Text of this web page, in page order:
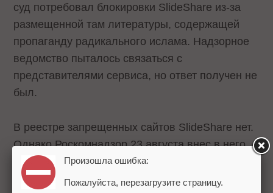
суд потребовал блокировки SlideShare из-за
размещенной там литературы, содержащей
пропаганду радикального ислама. Надзорное
ведомство пыталось связаться с
представителями сервиса, но ответ получен не
был.
В реестре запрещенных сайтов SlideShare нет.
Однако Роскомнадзор 23 августа внес в него
прямую ссылку на книгу «Истинная религия
Аллаха» и заблокировал ее. Этоследует
Произошла ошибка:
Пожалуйста, перезагрузите страницу.